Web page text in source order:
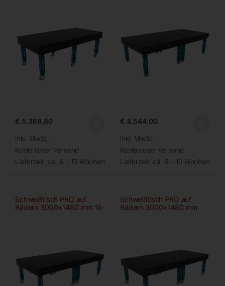
€ 5.368,80
inkl. MwSt.
Kostenloser Versand
Lieferzeit: ca. 8 – 10 Wochen
€ 8.544,00
inkl. MwSt.
Kostenloser Versand
Lieferzeit: ca. 8 – 10 Wochen
Schweißtisch PRO auf
Rädern 3000×1480 mm 16-
Schweißtisch PRO auf
Rädern 3000×1480 mm